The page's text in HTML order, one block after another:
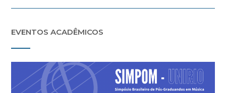
EVENTOS ACADÊMICOS